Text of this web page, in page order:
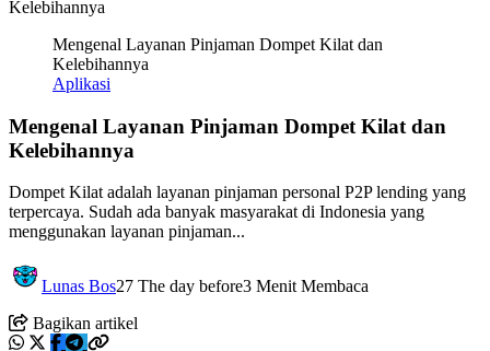
Kelebihannya
Mengenal Layanan Pinjaman Dompet Kilat dan
Kelebihannya
Aplikasi
Mengenal Layanan Pinjaman Dompet Kilat dan
Kelebihannya
Dompet Kilat adalah layanan pinjaman personal P2P lending yang
terpercaya. Sudah ada banyak masyarakat di Indonesia yang
menggunakan layanan pinjaman...
Lunas Bos27 The day before3 Menit Membaca
Bagikan artikel